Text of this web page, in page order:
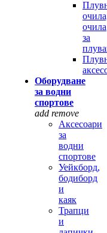
очила
за
Оборудване
за водни
спортове
add remove
Аксесоари
за
водни
спортове
Уейкборд,
бодиборд
и
каяк
Трапци
и